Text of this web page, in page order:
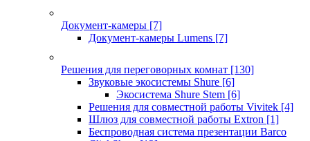
Документ-камеры [7]
Документ-камеры Lumens [7]
Решения для переговорных комнат [130]
Звуковые экосистемы Shure [6]
Экосистема Shure Stem [6]
Решения для совместной работы Vivitek [4]
Шлюз для совместной работы Extron [1]
Беспроводная система презентации Barco